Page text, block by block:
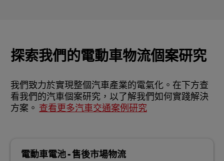
探索我們的電動車物流個案研究
我們致力於實現整個汽車產業的電氣化。在下方查
看我們的汽車個案研究，以了解我們如何實踐解決
方案。 查看更多汽車交通案例研究
電動車電池 - 售後市場物流